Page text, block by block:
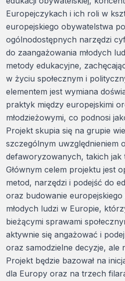
Europejczykach i ich roli w
europejskiego obywatelstwa
ogólnodostępnych narzędzi
do zaangażowania młodych
metody edukacyjne,
w życiu społecznym i
elementem jest wymiana
praktyk między europejskimi
młodzieżowymi, co podnosi
Projekt skupia się na grupie
szczególnym uwzględnieniem
defaworyzowanych, takich jak
Głównym celem projektu jest
metod, narzędzi i podejść do
oraz budowanie
młodych ludzi w Europie,
bieżącymi sprawami
aktywnie się angażować i
oraz samodzielne decyzje, ale
Projekt będzie bazował na
dla Europy oraz na trzech